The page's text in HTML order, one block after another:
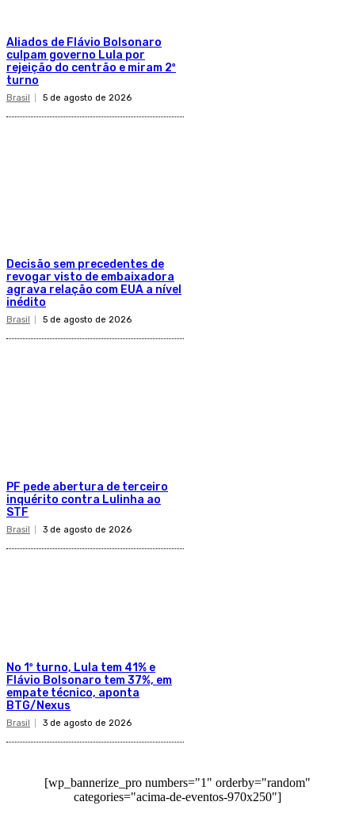
Aliados de Flávio Bolsonaro
culpam governo Lula por
rejeição do centrão e miram 2º
turno
Brasil 5 de agosto de 2026
Decisão sem precedentes de
revogar visto de embaixadora
agrava relação com EUA a nível
inédito
Brasil 5 de agosto de 2026
PF pede abertura de terceiro
inquérito contra Lulinha ao
STF
Brasil 3 de agosto de 2026
No 1º turno, Lula tem 41% e
Flávio Bolsonaro tem 37%, em
empate técnico, aponta
BTG/Nexus
Brasil 3 de agosto de 2026
[wp_bannerize_pro numbers="1" orderby="random"
categories="acima-de-eventos-970x250"]